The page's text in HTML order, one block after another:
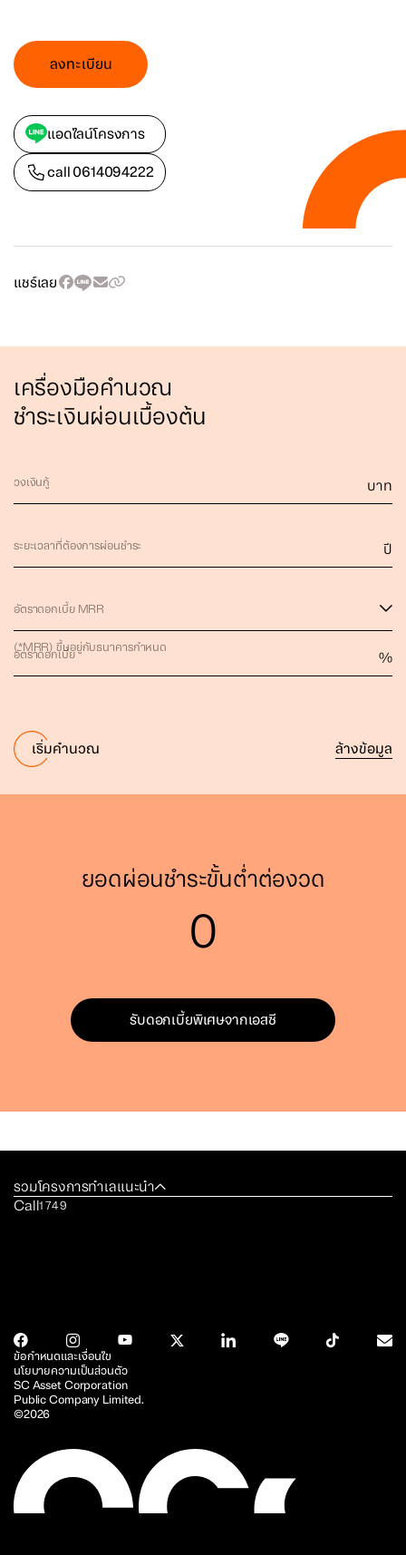
ลงทะเบียน
แอดไลน์โครงการ
call 0614094222
แชร์เลย
เครื่องมือคำนวณ
ชำระเงินผ่อนเบื้องต้น
วงเงินกู้ บาท
ระยะเวลาที่ต้องการผ่อนชำระ ปี
อัตราดอกเบี้ย MRR
(*MRR) ขึ้นอยู่กับธนาคารกำหนด
อัตราดอกเบี้ย %
เริ่มคำนวณ ล้างข้อมูล
ยอดผ่อนชำระขั้นต่ำต่องวด
0
รับดอกเบี้ยพิเศษจากเอสซี
รวมโครงการทำเลแนะนำ
Call1749
SC Asset Corporation
Public Company Limited.
©2026
ข้อกำหนดและเงื่อนไข
นโยบายความเป็นส่วนตัว